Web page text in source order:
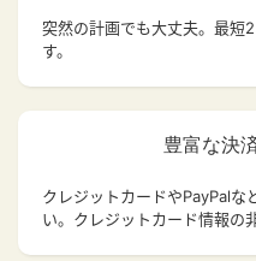
突然の計画でも大丈夫。 最短
す。
豊富な決
クレジットカードやPayPalな
い。クレジットカード情報の